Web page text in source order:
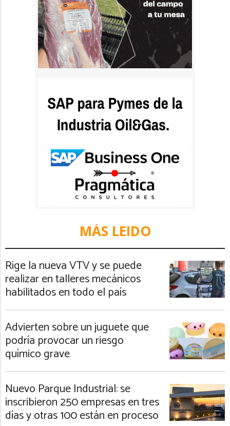
MÁS LEIDO
Rige la nueva VTV y se puede
realizar en talleres mecánicos
habilitados en todo el país
Advierten sobre un juguete que
podría provocar un riesgo
químico grave
Nuevo Parque Industrial: se
inscribieron 250 empresas en tres
días y otras 100 están en proceso